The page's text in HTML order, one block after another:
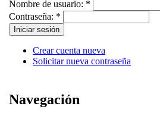
Nombre de usuario: *
Contraseña: *
Crear cuenta nueva
Solicitar nueva contraseña
Navegación